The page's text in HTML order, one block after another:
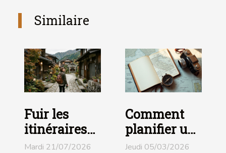
Similaire
Fuir les
itinéraires
battus,
Mardi 21/07/2026
Comment
planifier un
itinéraire
Jeudi 05/03/2026